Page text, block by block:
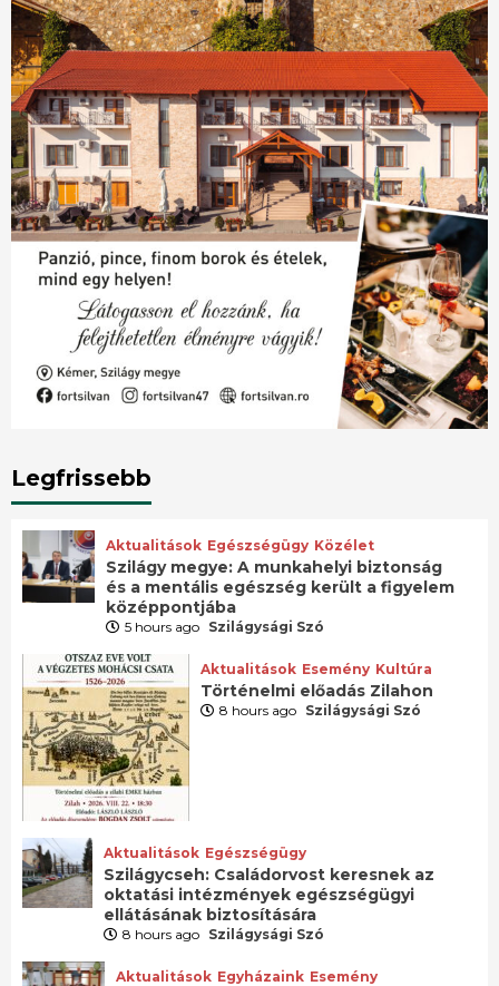
Legfrissebb
Aktualitások Egészségügy Közélet
Szilágy megye: A munkahelyi biztonság
és a mentális egészség került a figyelem
középpontjába
5 hours ago Szilágysági Szó
Aktualitások Esemény Kultúra
Történelmi előadás Zilahon
8 hours ago Szilágysági Szó
Aktualitások Egészségügy
Szilágycseh: Családorvost keresnek az
oktatási intézmények egészségügyi
ellátásának biztosítására
8 hours ago Szilágysági Szó
Aktualitások Egyházaink Esemény